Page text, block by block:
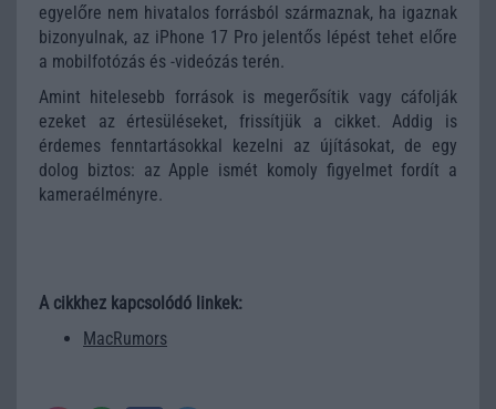
egyelőre nem hivatalos forrásból származnak, ha igaznak
bizonyulnak, az iPhone 17 Pro jelentős lépést tehet előre
a mobilfotózás és -videózás terén.
Amint hitelesebb források is megerősítik vagy cáfolják
ezeket az értesüléseket, frissítjük a cikket. Addig is
érdemes fenntartásokkal kezelni az újításokat, de egy
dolog biztos: az Apple ismét komoly figyelmet fordít a
kameraélményre.
A cikkhez kapcsolódó linkek:
MacRumors